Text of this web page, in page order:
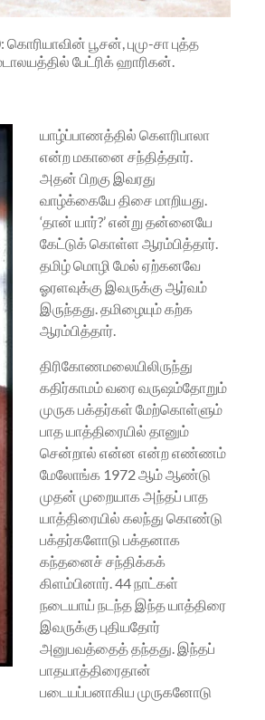
கொரியாவின் பூசன், புமு-சா புத்த
பேட்ரிக் ஹாரிகன்.
யாழ்ப்பாணத்தில் கெளரிபாலா
என்ற மகானை சந்தித்தார்.
அதன் பிறகு இவரது
வாழ்க்கையே திசை மாறியது.
‘தான் யார்?’ என்று தன்னையே
கேட்டுக் கொள்ள ஆரம்பித்தார்.
தமிழ் மொழி மேல் ஏற்கனவே
ஓரளவுக்கு இவருக்கு ஆர்வம்
இருந்தது. தமிழையும் கற்க
ஆரம்பித்தார்.
திரிகோணமலையிலிருந்து
கதிர்காமம் வரை வருஷம்தோறும்
முருக பக்தர்கள் மேற்கொள்ளும்
பாத யாத்திரையில் தானும்
சென்றால் என்ன என்ற எண்ணம்
மேலோங்க 1972 ஆம் ஆண்டு
முதன் முறையாக அந்தப் பாத
யாத்திரையில் கலந்து கொண்டு
பக்தர்களோடு பக்தனாக
கந்தனைச் சந்திக்கக்
கிளம்பினார். 44 நாட்கள்
நடையாய் நடந்த இந்த யாத்திரை
இவருக்கு புதியதோர்
அனுபவத்தைத் தந்தது. இந்தப்
பாதயாத்திரைதான்
படையப்பனாகிய முருகனோடு